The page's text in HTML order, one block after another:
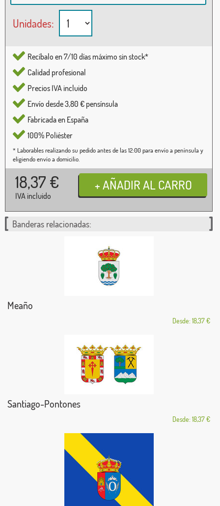
Unidades:
Recíbalo en 7/10 días máximo sin stock*
Calidad profesional
Precios IVA incluido
Envío desde 3,80 € pensínsula
Fabricada en España
100% Poliéster
* Laborables realizando su pedido antes de las 12:00 para envío a península y
eligiendo envío a domicilio.
18,37 €
IVA incluido
Banderas relacionadas:
Meaño
Desde: 18,37 €
Santiago-Pontones
Desde: 18,37 €